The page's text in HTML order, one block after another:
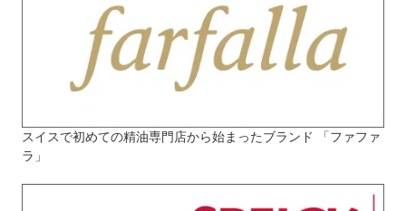
スイスで初めての精油専門店から始まったブランド 「ファファ
ラ」